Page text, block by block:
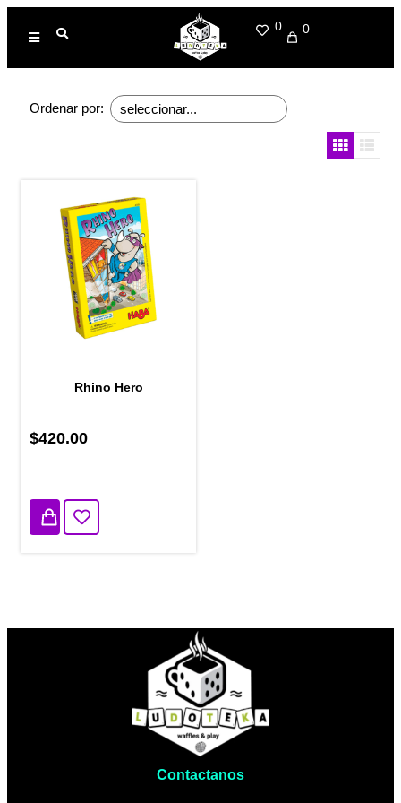
0 0
Ordenar por:
Rhino Hero
$420.00
Contactanos